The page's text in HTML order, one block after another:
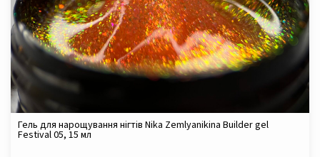
Гель для нарощування нігтів Nika Zemlyanikina Builder gel
Festival 05, 15 мл